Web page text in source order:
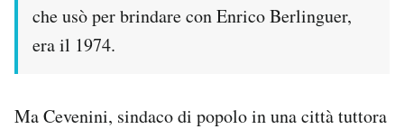
che usò per brindare con Enrico Berlinguer,
era il 1974.
Ma Cevenini, sindaco di popolo in una città tuttora